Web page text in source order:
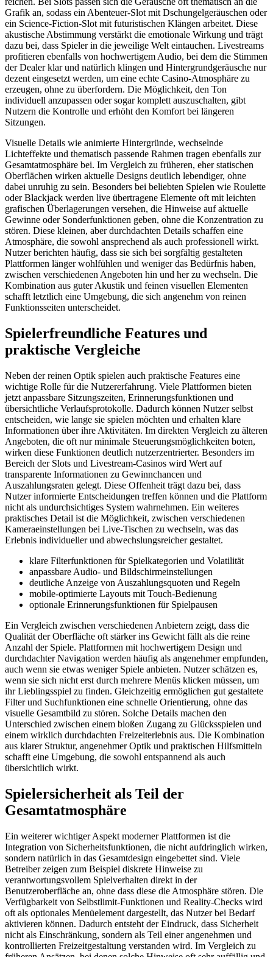
Grafik an, sodass ein Abenteuer-Slot mit Dschungelgeräuschen oder
ein Science-Fiction-Slot mit futuristischen Klängen arbeitet. Diese
akustische Abstimmung verstärkt die emotionale Wirkung und trägt
dazu bei, dass Spieler in die jeweilige Welt eintauchen. Livestreams
profitieren ebenfalls von hochwertigem Audio, bei dem die Stimmen
der Dealer klar und natürlich klingen und Hintergrundgeräusche nur
dezent eingesetzt werden, um eine echte Casino-Atmosphäre zu
erzeugen, ohne zu überfordern. Die Möglichkeit, den Ton
individuell anzupassen oder sogar komplett auszuschalten, gibt
Nutzern die Kontrolle und erhöht den Komfort bei längeren
Sitzungen.
Visuelle Details wie animierte Hintergründe, wechselnde
Lichteffekte und thematisch passende Rahmen tragen ebenfalls zur
Gesamtatmosphäre bei. Im Vergleich zu früheren, eher statischen
Oberflächen wirken aktuelle Designs deutlich lebendiger, ohne
dabei unruhig zu sein. Besonders bei beliebten Spielen wie Roulette
oder Blackjack werden live übertragene Elemente oft mit leichten
grafischen Überlagerungen versehen, die Hinweise auf aktuelle
Gewinne oder Sonderfunktionen geben, ohne die Konzentration zu
stören. Diese kleinen, aber durchdachten Details schaffen eine
Atmosphäre, die sowohl ansprechend als auch professionell wirkt.
Nutzer berichten häufig, dass sie sich bei sorgfältig gestalteten
Plattformen länger wohlfühlen und weniger das Bedürfnis haben,
zwischen verschiedenen Angeboten hin und her zu wechseln. Die
Kombination aus guter Akustik und feinen visuellen Elementen
schafft letztlich eine Umgebung, die sich angenehm von reinen
Funktionsseiten unterscheidet.
Spielerfreundliche Features und
praktische Vergleiche
Neben der reinen Optik spielen auch praktische Features eine
wichtige Rolle für die Nutzererfahrung. Viele Plattformen bieten
jetzt anpassbare Sitzungszeiten, Erinnerungsfunktionen und
übersichtliche Verlaufsprotokolle. Dadurch können Nutzer selbst
entscheiden, wie lange sie spielen möchten und erhalten klare
Informationen über ihre Aktivitäten. Im direkten Vergleich zu älteren
Angeboten, die oft nur minimale Steuerungsmöglichkeiten boten,
wirken diese Funktionen deutlich nutzerzentrierter. Besonders im
Bereich der Slots und Livestream-Casinos wird Wert auf
transparente Informationen zu Gewinnchancen und
Auszahlungsraten gelegt. Diese Offenheit trägt dazu bei, dass
Nutzer informierte Entscheidungen treffen können und die Plattform
nicht als undurchsichtiges System wahrnehmen. Ein weiteres
praktisches Detail ist die Möglichkeit, zwischen verschiedenen
Kameraeinstellungen bei Live-Tischen zu wechseln, was das
Erlebnis individueller und abwechslungsreicher gestaltet.
klare Filterfunktionen für Spielkategorien und Volatilität
anpassbare Audio- und Bildschirmeinstellungen
deutliche Anzeige von Auszahlungsquoten und Regeln
mobile-optimierte Layouts mit Touch-Bedienung
optionale Erinnerungsfunktionen für Spielpausen
Ein Vergleich zwischen verschiedenen Anbietern zeigt, dass die
Qualität der Oberfläche oft stärker ins Gewicht fällt als die reine
Anzahl der Spiele. Plattformen mit hochwertigem Design und
durchdachter Navigation werden häufig als angenehmer empfunden,
auch wenn sie etwas weniger Spiele anbieten. Nutzer schätzen es,
wenn sie sich nicht erst durch mehrere Menüs klicken müssen, um
ihr Lieblingsspiel zu finden. Gleichzeitig ermöglichen gut gestaltete
Filter und Suchfunktionen eine schnelle Orientierung, ohne das
visuelle Gesamtbild zu stören. Solche Details machen den
Unterschied zwischen einem bloßen Zugang zu Glücksspielen und
einem wirklich durchdachten Freizeiterlebnis aus. Die Kombination
aus klarer Struktur, angenehmer Optik und praktischen Hilfsmitteln
schafft eine Umgebung, die sowohl entspannend als auch
übersichtlich wirkt.
Spielersicherheit als Teil der
Gesamtatmosphäre
Ein weiterer wichtiger Aspekt moderner Plattformen ist die
Integration von Sicherheitsfunktionen, die nicht aufdringlich wirken,
sondern natürlich in das Gesamtdesign eingebettet sind. Viele
Betreiber zeigen zum Beispiel diskrete Hinweise zu
verantwortungsvollem Spielverhalten direkt in der
Benutzeroberfläche an, ohne dass diese die Atmosphäre stören. Die
Verfügbarkeit von Selbstlimit-Funktionen und Reality-Checks wird
oft als optionales Menüelement dargestellt, das Nutzer bei Bedarf
aktivieren können. Dadurch entsteht der Eindruck, dass Sicherheit
nicht als Einschränkung, sondern als Teil einer angenehmen und
kontrollierten Freizeitgestaltung verstanden wird. Im Vergleich zu